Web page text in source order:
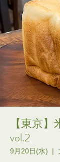
【東京
vol.2
9月20日(水)
  |